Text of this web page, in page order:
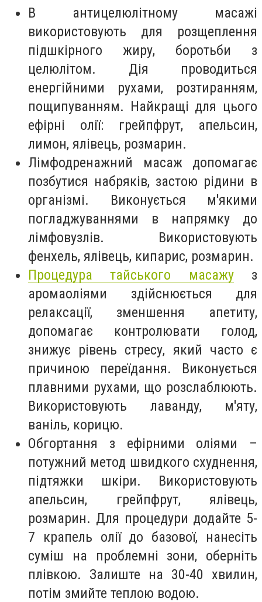
В антицелюлітному масажі
використовують для розщеплення
підшкірного жиру, боротьби з
целюлітом. Дія проводиться
енергійними рухами, розтиранням,
пощипуванням. Найкращі для цього
ефірні олії: грейпфрут, апельсин,
лимон, ялівець, розмарин.
Лімфодренажний масаж допомагає
позбутися набряків, застою рідини в
організмі. Виконується м'якими
погладжуваннями в напрямку до
лімфовузлів. Використовують
фенхель, ялівець, кипарис, розмарин.
Процедура тайського масажуз
аромаоліями здійснюється для
релаксації, зменшення апетиту,
допомагає контролювати голод,
знижує рівень стресу, який часто є
причиною переїдання. Виконується
плавними рухами, що розслаблюють.
Використовують лаванду, м'яту,
ваніль, корицю.
Обгортання з ефірними оліями –
потужний метод швидкого схуднення,
підтяжки шкіри. Використовують
апельсин, грейпфрут, ялівець,
розмарин. Для процедури додайте 5-
7 крапель олії до базової, нанесіть
суміш на проблемні зони, оберніть
плівкою. Залиште на 30-40 хвилин,
потім змийте теплою водою.